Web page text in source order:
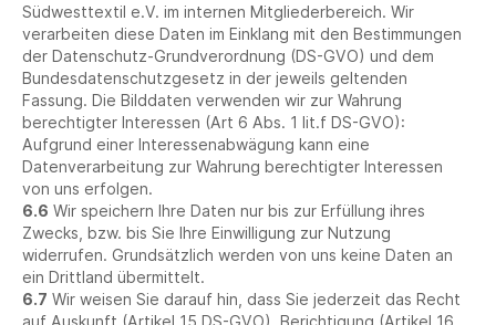
Südwesttextil e.V. im internen Mitgliederbereich. Wir
verarbeiten diese Daten im Einklang mit den Bestimmungen
der Datenschutz-Grundverordnung (DS-GVO) und dem
Bundesdatenschutzgesetz in der jeweils geltenden
Fassung. Die Bilddaten verwenden wir zur Wahrung
berechtigter Interessen (Art 6 Abs. 1 lit.f DS-GVO):
Aufgrund einer Interessenabwägung kann eine
Datenverarbeitung zur Wahrung berechtigter Interessen
von uns erfolgen.
6.6 Wir speichern Ihre Daten nur bis zur Erfüllung ihres
Zwecks, bzw. bis Sie Ihre Einwilligung zur Nutzung
widerrufen. Grundsätzlich werden von uns keine Daten an
ein Drittland übermittelt.
6.7 Wir weisen Sie darauf hin, dass Sie jederzeit das Recht
auf Auskunft (Artikel 15 DS-GVO), Berichtigung (Artikel 16